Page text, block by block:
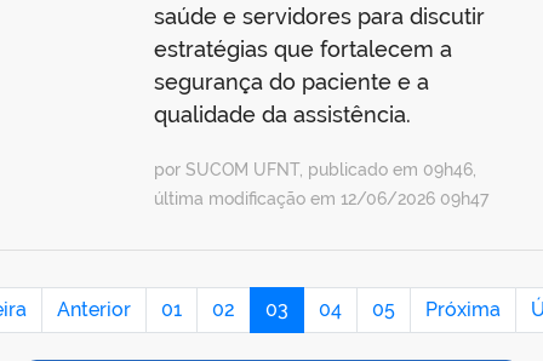
saúde e servidores para discutir
estratégias que fortalecem a
segurança do paciente e a
qualidade da assistência.
por SUCOM UFNT, publicado em 09h46,
última modificação em 12/06/2026 09h47
Anterior 01 02 03 04 05 Próxima